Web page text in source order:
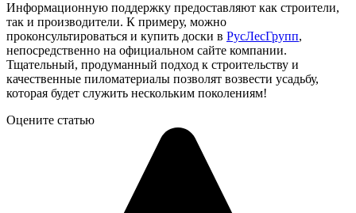
Информационную поддержку предоставляют как строители,
так и производители. К примеру, можно
проконсультироваться и купить доски в РусЛесГрупп,
непосредственно на официальном сайте компании.
Тщательный, продуманный подход к строительству и
качественные пиломатериалы позволят возвести усадьбу,
которая будет служить нескольким поколениям!
Оцените статью